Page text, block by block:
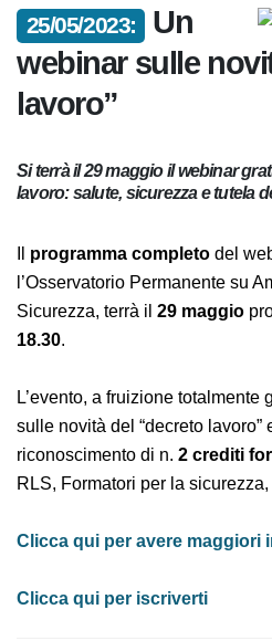
25/05/2023:
Un
webinar sulle
“decreto lavoro”
Si terrà il 29 maggio il webinar
“decreto lavoro: salute,
Ilprogramma completodel
l’Osservatorio Permanente
Sicurezza, terrà il
L’evento, a fruizione
incentrato sulle novità del
il riconoscimento di n.2
Preposti.
Clicca qui per avere